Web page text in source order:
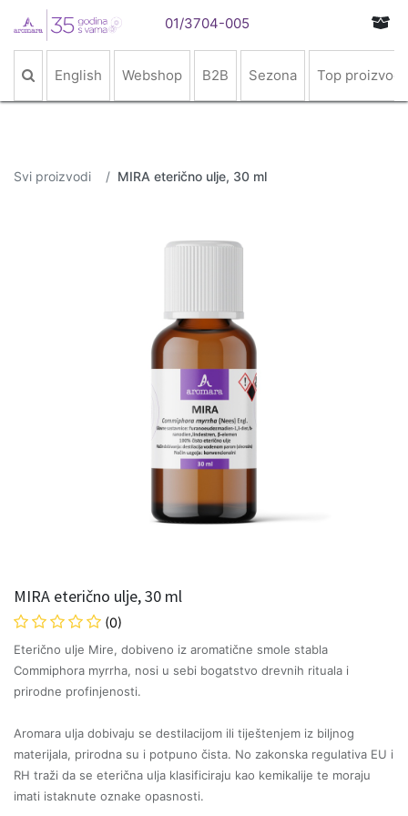
01/3704-005
English Webshop B2B Sezona Top proizvodi
Svi proizvodi MIRA eterično ulje, 30 ml
MIRA eterično ulje, 30 ml
(0)
Eterično ulje Mire, dobiveno iz aromatične smole stabla
Commiphora myrrha, nosi u sebi bogatstvo drevnih rituala i
prirodne profinjenosti.
Aromara ulja dobivaju se destilacijom ili tiještenjem iz biljnog
materijala, prirodna su i potpuno čista. No zakonska regulativa EU i
RH traži da se eterična ulja klasificiraju kao kemikalije te moraju
imati istaknute oznake opasnosti.